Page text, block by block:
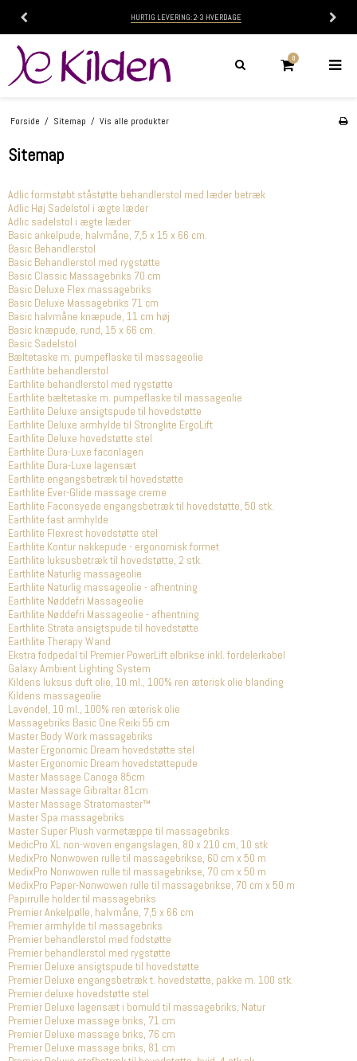
HURTIG LEVERING: 2-3 HVERDAGE
0
Forside / Sitemap / Vis alle produkter
Sitemap
Adlic formstøbt ståstøtte behandlerstol med læder betræk
Adlic Høj Sadelstol i ægte læder
Adlic sadelstol i ægte læder
Basic ankelpude, halvmåne, 7,5 x 15 x 66 cm.
Basic Behandlerstol
Basic Behandlerstol med rygstøtte
Basic Classic Massagebriks 70 cm
Basic Deluxe Flex massagebriks
Basic Deluxe Massagebriks 71 cm
Basic halvmåne knæpude, 11 cm høj
Basic knæpude, rund, 15 x 66 cm.
Basic Sadelstol
Bæltetaske m. pumpeflaske til massageolie
Earthlite behandlerstol
Earthlite behandlerstol med rygstøtte
Earthlite bæltetaske m. pumpeflaske til massageolie
Earthlite Deluxe ansigtspude til hovedstøtte
Earthlite Deluxe armhylde til Stronglite ErgoLift
Earthlite Deluxe hovedstøtte stel
Earthlite Dura-Luxe faconlagen
Earthlite Dura-Luxe lagensæt
Earthlite engangsbetræk til hovedstøtte
Earthlite Ever-Glide massage creme
Earthlite Faconsyede engangsbetræk til hovedstøtte, 50 stk.
Earthlite fast armhylde
Earthlite Flexrest hovedstøtte stel
Earthlite Kontur nakkepude - ergonomisk formet
Earthlite luksusbetræk til hovedstøtte, 2 stk.
Earthlite Naturlig massageolie
Earthlite Naturlig massageolie - afhentning
Earthlite Nøddefri Massageolie
Earthlite Nøddefri Massageolie - afhentning
Earthlite Strata ansigtspude til hovedstøtte
Earthlite Therapy Wand
Ekstra fodpedal til Premier PowerLift elbrikse inkl. fordelerkabel
Galaxy Ambient Lighting System
Kildens luksus duft olie, 10 ml., 100% ren æterisk olie blanding
Kildens massageolie
Lavendel, 10 ml., 100% ren æterisk olie
Massagebriks Basic One Reiki 55 cm
Master Body Work massagebriks
Master Ergonomic Dream hovedstøtte stel
Master Ergonomic Dream hovedstøttepude
Master Massage Canoga 85cm
Master Massage Gibraltar 81cm
Master Massage Stratomaster™
Master Spa massagebriks
Master Super Plush varmetæppe til massagebriks
MedicPro XL non-woven engangslagen, 80 x 210 cm, 10 stk
MedixPro Nonwowen rulle til massagebrikse, 60 cm x 50 m
MedixPro Nonwowen rulle til massagebrikse, 70 cm x 50 m
MedixPro Paper-Nonwowen rulle til massagebrikse, 70 cm x 50 m
Papirrulle holder til massagebriks
Premier Ankelpølle, halvmåne, 7,5 x 66 cm
Premier armhylde til massagebriks
Premier behandlerstol med fodstøtte
Premier behandlerstol med rygstøtte
Premier Deluxe ansigtspude til hovedstøtte
Premier Deluxe engangsbetræk t. hovedstøtte, pakke m. 100 stk.
Premier deluxe hovedstøtte stel
Premier Deluxe lagensæt i bomuld til massagebriks, Natur
Premier Deluxe massage briks, 71 cm
Premier Deluxe massage briks, 76 cm
Premier Deluxe massage briks, 81 cm